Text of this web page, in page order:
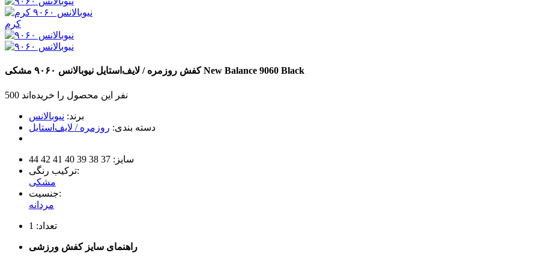
کرم
کفش روزمره / لایف‌استایل نیوبالانس ۹۰۶۰ مشکی New Balance 9060 Black
500 نفر این محصول را خریده‌اند
برند: نیوبالانس
دسته بندی: روزمره / لایف‌استایل
سایز: 37
38
39
40
41
42
44
ترکیب رنگی:
مشکی
جنسیت:
مردانه
تعداد: 1
راهنمای سایز کفش ورزشی